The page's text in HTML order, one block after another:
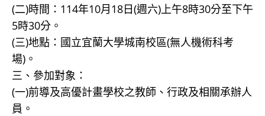
(二)時間：114年10月18日(週六)上午8時30分至下午
5時30分。
(三)地點：國立宜蘭大學城南校區(無人機術科考
場)。
三、參加對象：
(一)前導及高優計畫學校之教師、行政及相關承辦人
員。